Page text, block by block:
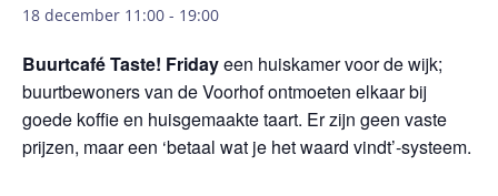
18 december 11:00 - 19:00
Buurtcafé Taste! Fridayeen huiskamer voor de wijk;
buurtbewoners van de Voorhof ontmoeten elkaar bij
goede koffie en huisgemaakte taart. Er zijn geen vaste
prijzen, maar een ‘betaal wat je het waard vindt’-systeem.